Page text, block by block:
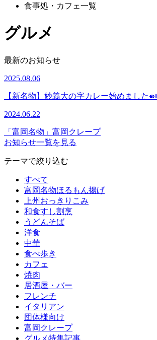
食事処・カフェ一覧
グルメ
最新のお知らせ
2025.08.06
【新名物】妙義大の字カレー始めました🍛
2024.06.22
「富岡名物」富岡クレープ
お知らせ一覧を見る
テーマで絞り込む
すべて
富岡名物ほるもん揚げ
上州おっきりこみ
和食すし割烹
うどんそば
洋食
中華
食べ歩き
カフェ
焼肉
居酒屋・バー
フレンチ
イタリアン
団体様向け
富岡クレープ
グルメ特集記事